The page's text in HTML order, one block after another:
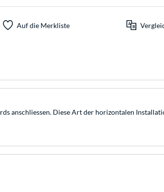
Auf die Merkliste
anschliessen. Diese Art der horizontalen